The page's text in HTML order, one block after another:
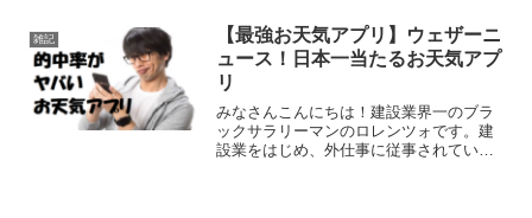
ます。新潟県豪雪地帯に住むプロが実践
する方法パラフィンワック...
雑記
【最強お天気アプリ】ウェザーニ
ュース！日本一当たるお天気アプ
リ
みなさんこんにちは！建設業界一のブラ
ックサラリーマンのロレンツォです。建
設業をはじめ、外仕事に従事されている